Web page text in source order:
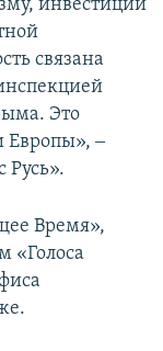
инвестиции
связана
Это
Европы», ‒
Русь».
Время»,
«Голоса